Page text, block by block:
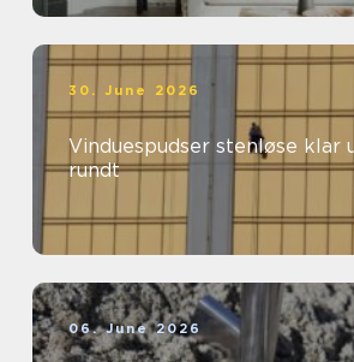
30. June 2026
Vinduespudser stenløse klar udsigt året
rundt
06. June 2026